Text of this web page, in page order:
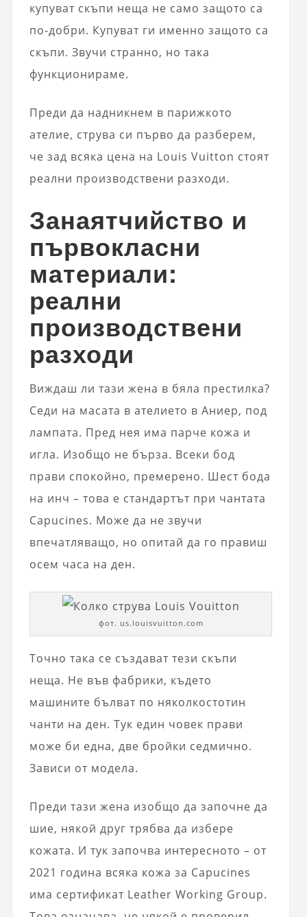
купуват скъпи неща не само защото са
по-добри. Купуват ги именно защото са
скъпи. Звучи странно, но така
функционираме.
Преди да надникнем в парижкото
ателие, струва си първо да разберем,
че зад всяка цена на Louis Vuitton стоят
реални производствени разходи.
Занаятчийство и
първокласни
материали:
реални
производствени
разходи
Виждаш ли тази жена в бяла престилка?
Седи на масата в ателието в Аниер, под
лампата. Пред нея има парче кожа и
игла. Изобщо не бърза. Всеки бод
прави спокойно, премерено. Шест бода
на инч – това е стандартът при чантата
Capucines. Може да не звучи
впечатляващо, но опитай да го правиш
осем часа на ден.
фот. us.louisvuitton.com
Точно така се създават тези скъпи
неща. Не във фабрики, където
машините бълват по няколкостотин
чанти на ден. Тук един човек прави
може би една, две бройки седмично.
Зависи от модела.
Преди тази жена изобщо да започне да
шие, някой друг трябва да избере
кожата. И тук започва интересното – от
2021 година всяка кожа за Capucines
има сертификат Leather Working Group.